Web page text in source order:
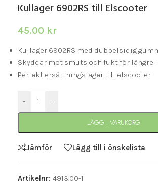
Kullager 6902RS till Elscooter
45.00 kr
Kullager 6902RS med dubbelsidig
Skyddar mot smuts och fukt för längre
Perfekt ersättningslager till elscooter
- +
LÄGG I VARUKORG
Jämför Lägg till i önskelista
Artikelnr: 4913.00-1